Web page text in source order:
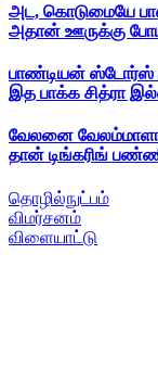
அட, கொடுமையே
அதான் ஊருக்கு
பாண்டியன் ஸ்டோர்ஸ்
இத பாக்க சித்ரா
வேலனை
தான் டிங்கரிங்
தொழில்நுட்பம்
விமர்சனம்
விளையாட்டு